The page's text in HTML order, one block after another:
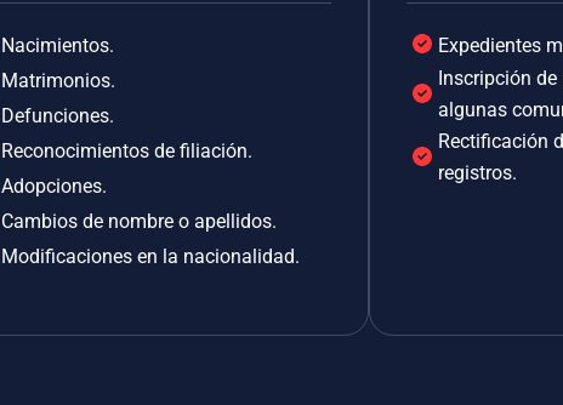
Nacimientos.
Matrimonios.
Defunciones.
Reconocimientos de filiación.
Adopciones.
Cambios de nombre o apellidos.
Modificaciones en la nacionalidad.
Expedientes
Inscripción de
algunas
Rectificación
registros.